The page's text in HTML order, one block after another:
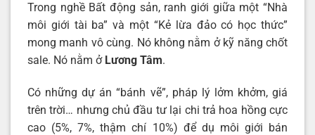
Trong nghề Bất động sản, ranh giới giữa một “Nhà
môi giới tài ba” và một “Kẻ lừa đảo có học thức”
mong manh vô cùng. Nó không nằm ở kỹ năng chốt
sale. Nó nằm ở Lương Tâm.
Có những dự án “bánh vẽ”, pháp lý lởm khởm, giá
trên trời… nhưng chủ đầu tư lại chi trả hoa hồng cực
cao (5%, 7%, thậm chí 10%) để dụ môi giới bán